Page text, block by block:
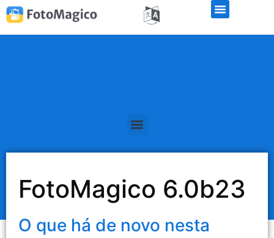
FotoMagico 6.0b23
O que há de novo nesta